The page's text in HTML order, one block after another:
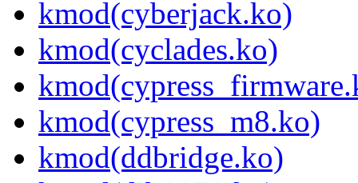
kmod(cyberjack.ko)
kmod(cyclades.ko)
kmod(cypress_m8.ko)
kmod(ddbridge.ko)